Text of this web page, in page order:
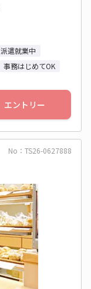
派遣就業中
事務はじめてOK
エントリー
No：TS26-0627888